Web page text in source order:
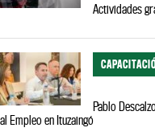
Actividades
Pablo
al Empleo en Ituzaingó